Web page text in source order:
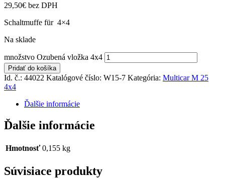
29,50€ bez DPH
Schaltmuffe für 4×4
Na sklade
množstvo Ozubená vložka 4x4
Pridať do košíka
Id. č.: 44022 Katalógové číslo: W15-7 Kategória: Multicar M 25
4x4
Ďalšie informácie
Ďalšie informácie
Hmotnosť 0,155 kg
Súvisiace produkty